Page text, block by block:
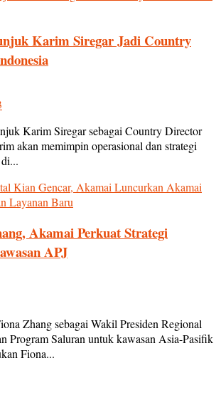
Karim Siregar Jadi Country
Karim Siregar sebagai Country Director
akan memimpin operasional dan strategi
Akamai Perkuat Strategi
APJ
Zhang sebagai Wakil Presiden Regional
Program Saluran untuk kawasan Asia-Pasifik
Fiona...